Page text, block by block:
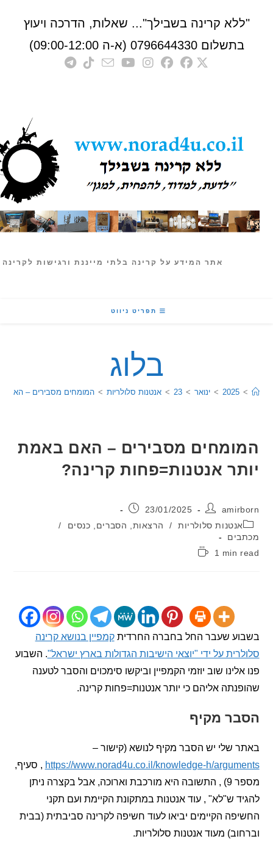
קרינה בשבילך"... שאלות, הדרכה ויעוץ
0796644330 (א-ה 09:00-12:00)
אתר המידע על קרינה בלתי מייננת ורגישות לקרינה
תפריט ניווט
בלוג
2025
> ינואר >
23
> אנטנות סלולריות > המומחים מסבירים – האם באמת יותר
מסבירים – האם באמת
אנטנות=פחות קרינה?
פורסם:
23/01/2025
סלולריות / הרצאות, הסברים, כנסים
1 min
שעבר החל בחברה החרדיתקמפיין בנושא קרינה
על ידי "יוצאי הישיבות הגדולות בארץ ישראל". השבוע
שוב יוזמי הקמפיין וביקשו סימכוים והסבר לטענה
אליהם כי יותר אנטנות=פחות קרינה.
מקיף
שלי יש הסבר מקיף לנושא (קישור –
https://www.norad4u.co.il/knowledge-h/, סעיף,
מספר 9) , התשובה היא מורכבת וארוכה, אבל בקצרה ניתן
ש"לא" , עוד אנטנות במתקונת הקיימת ועם תקני
הקיימים יביאו לעוד חשיפה לקרינה סביבתית (בבית
מעוד אנטנות סלולריות.